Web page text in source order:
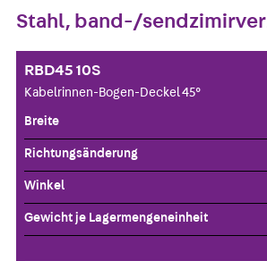
Stahl, band-/
RBD45 10S
Kabelrinnen-Bogen-Deckel 45°
Breite
Richtungsänderung
Winkel
Gewicht je Lagermengeneinheit